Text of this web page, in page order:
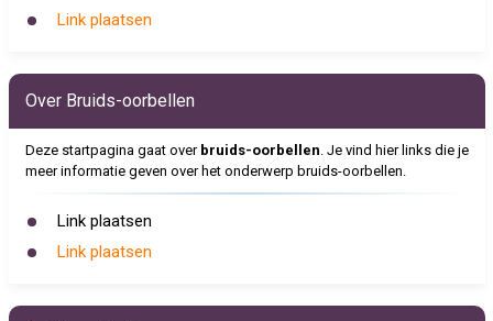
Link plaatsen
Over Bruids-oorbellen
Deze startpagina gaat over bruids-oorbellen. Je vind hier links die je
meer informatie geven over het onderwerp bruids-oorbellen.
Link plaatsen
Link plaatsen